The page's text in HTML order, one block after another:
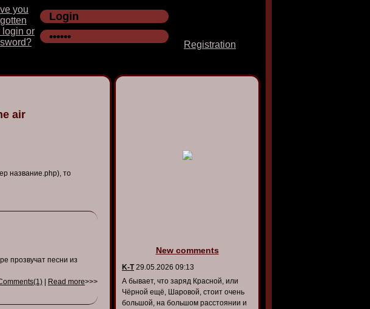
you
login or
Registration
air
название.php), то
прозвучат песни из
Read more>>>
New comments
K-T29.05.2026 09:13
А бывает, что заряд Красной, или
Чёрной ещё, Шаровой, стоит очень
большой, на большом расстоянии и